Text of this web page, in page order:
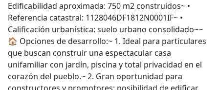
Edificabilidad aproximada: 750 m2 construidos~ •
Referencia catastral: 1128046DF1812N0001IF~ •
Calificación urbanística: suelo urbano consolidado~~
🏠 Opciones de desarrollo:~ 1. Ideal para particulares
que buscan construir una espectacular casa
unifamiliar con jardín, piscina y total privacidad en el
corazón del pueblo.~ 2. Gran oportunidad para